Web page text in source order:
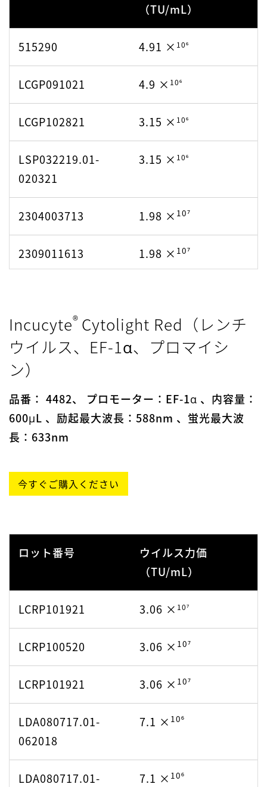
6.57 ×10⁶
（TU/mL）
515290 4.91 × 10⁶
LCGP091021 4.9 × 10⁶
LCGP102821 3.15 × 10⁶
LSP032219.01-
020321
3.15 × 10⁶
2304003713 1.98 × 10⁷
2309011613 1.98 × 10⁷
Incucyte® Cytolight Red（レンチ
ウイルス、EF-1α、プロマイシ
ン）
品番： 4482、 プロモーター：EF-1α 、内容量：
600μL 、励起最大波長：588nm 、蛍光最大波
長：633nm
今すぐご購入ください
ロット番号
ウイルス力価
（TU/mL）
LCRP101921 3.06 × 10⁷
LCRP100520 3.06 × 10⁷
LCRP101921 3.06 × 10⁷
LDA080717.01-
062018
7.1 × 10⁶
LDA080717.01-
7.1 × 10⁶